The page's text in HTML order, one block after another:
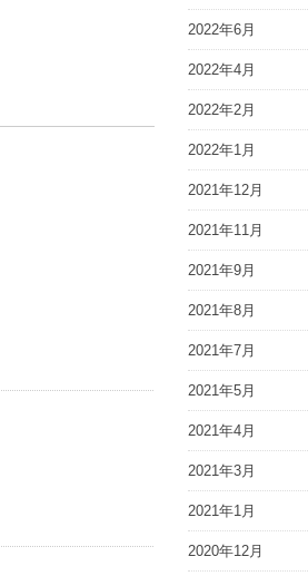
2022年6月
2022年4月
2022年2月
2022年1月
2021年12月
2021年11月
2021年9月
2021年8月
2021年7月
2021年5月
2021年4月
2021年3月
2021年1月
2020年12月